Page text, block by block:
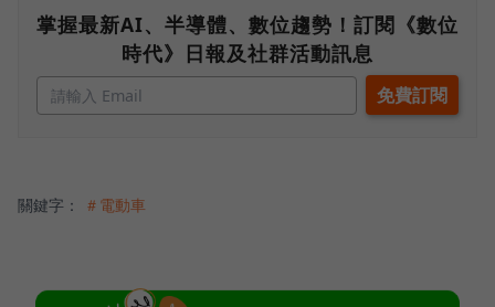
掌握最新AI、半導體、數位趨勢！訂閱《數位
時代》日報及社群活動訊息
關鍵字： ＃電動車